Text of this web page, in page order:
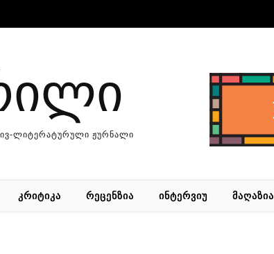
ლიტერატურული ჟურნალი
ᲙᲠᲘᲢᲘᲙᲐ ᲠᲔᲪᲔᲜᲖᲘᲐ ᲘᲜᲢᲔᲠᲕᲘᲣ ᲛᲐᲦᲐᲖᲘᲐ